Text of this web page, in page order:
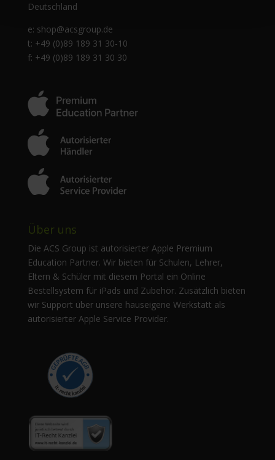
Deutschland
e: shop@acsgroup.de
t: +49 (0)89 189 31 30-10
f: +49 (0)89 189 31 30 30
Über uns
Die ACS Group ist autorisierter Apple Premium
Education Partner. Wir bieten für Schulen, Lehrer,
Eltern & Schüler mit diesem Portal ein Online
Bestellsystem für iPads und Zubehör. Zusätzlich bieten
wir Support über unsere hauseigene Werkstatt als
autorisierter Apple Service Provider.